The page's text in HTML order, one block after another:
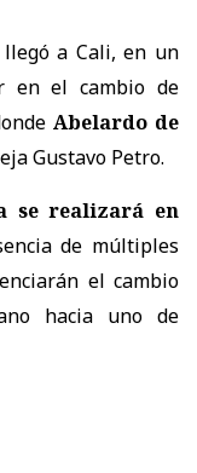
llegó a Cali, en un
en el cambio de
Abelardo de
Gustavo Petro.
se realizará en
de múltiples
el cambio
hacia uno de